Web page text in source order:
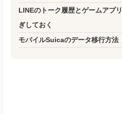
LINEのトーク履歴とゲームアプ
ぎしておく
モバイルSuicaのデータ移行方法